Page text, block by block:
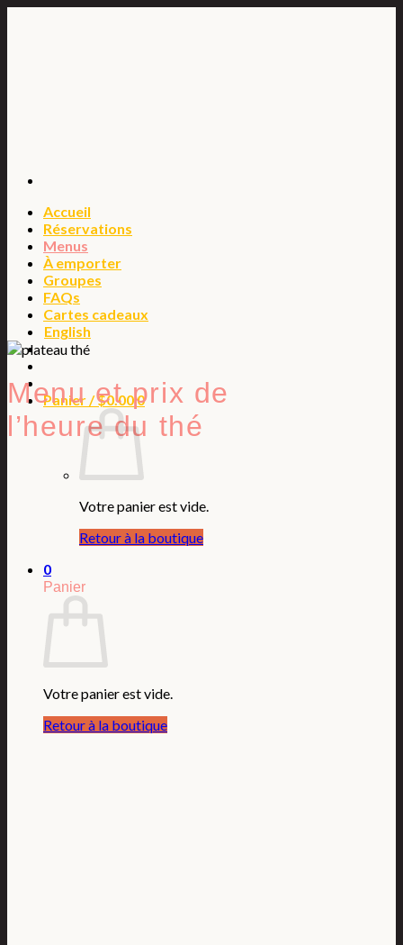
Accueil
Réservations
Menus
À emporter
Groupes
FAQs
Cartes cadeaux
English
Panier /$0.000
Votre panier est vide.
Retour à la boutique
0
Panier
Votre panier est vide.
Retour à la boutique
Menu et prix de
l’heure du thé